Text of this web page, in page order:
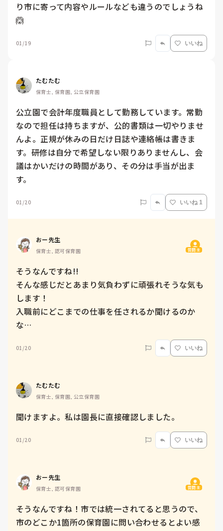
り市に寄って内容やルールなども違うのでしょうね
🙆
01/19 いいね
たむたむ
保育士, 保育園, 公立保育園
公立園で会計年度職員として勤務しています。常勤
なので担任は持ちますが、公的書類は一切やりませ
んよ。正規が休みの日だけ日誌や連絡帳は書きま
す。研修は自分で希望しない限りありませんし、会
議はかいだけの時間があり、その分は手当が出ま
す。
01/20 いいね 1
おー先生
保育士, 認可保育園 質問主
そうなんですね!!
そんな感じだとあまり気負わずに頑張れそうな気も
します！
入職前にどこまでの仕事を任されるか聞けるのか
な…
01/20 いいね
たむたむ
保育士, 保育園, 公立保育園
聞けますよ。私は園長に直接確認しました。
01/20 いいね
おー先生
保育士, 認可保育園 質問主
そうなんですね！市では統一されてると思うので、
市のどこか1箇所の保育園に問い合わせるとよい感